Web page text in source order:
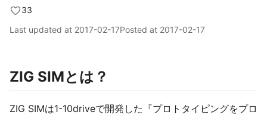
33
Last updated at 2017-02-17Posted at 2017-02-17
ZIG SIMとは？
ZIG SIMは1-10driveで開発した『プロトタイピングをプロ